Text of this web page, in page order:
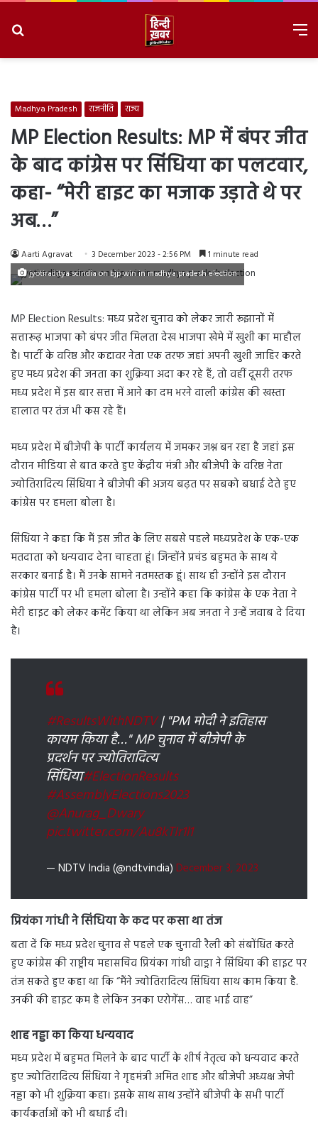
Madhya Pradesh राजनीति राज्य
MP Election Results: MP में बंपर जीत
के बाद कांग्रेस पर सिंधिया का पलटवार,
कहा- “मेरी हाइट का मजाक उड़ाते थे पर
अब…”
Aarti Agravat 3 December 2023 - 2:56 PM 1 minute read
jyotiraditya scindia on bjp win in madhya pradesh election
MP Election Results: मध्य प्रदेश चुनाव को लेकर जारी रूझानों में
सत्तारूढ़ भाजपा को बंपर जीत मिलता देख भाजपा खेमे में खुशी का माहौल
है। पार्टी के वरिष्ठ और कद्दावर नेता एक तरफ जहां अपनी खुशी जाहिर करते
हुए मध्य प्रदेश की जनता का शुक्रिया अदा कर रहे हैं, तो वहीं दूसरी तरफ
मध्य प्रदेश में इस बार सत्ता में आने का दम भरने वाली कांग्रेस की खस्ता
हालात पर तंज भी कस रहे हैं।
मध्य प्रदेश में बीजेपी के पार्टी कार्यलय में जमकर जश्न बन रहा है जहां इस
दौरान मीडिया से बात करते हुए केंद्रीय मंत्री और बीजेपी के वरिष्ठ नेता
ज्योतिरादित्य सिंधिया ने बीजेपी की अजय बढ़त पर सबको बधाई देते हुए
कांग्रेस पर हमला बोला है।
सिंधिया ने कहा कि मैं इस जीत के लिए सबसे पहले मध्यप्रदेश के एक-एक
मतदाता को धन्यवाद देना चाहता हूं। जिन्होंने प्रचंड बहुमत के साथ ये
सरकार बनाई है। मैं उनके सामने नतमस्तक हूं। साथ ही उन्होंने इस दौरान
कांग्रेस पार्टी पर भी हमला बोला है। उन्होंने कहा कि कांग्रेस के एक नेता ने
मेरी हाइट को लेकर कमेंट किया था लेकिन अब जनता ने उन्हें जवाब दे दिया
है।
#ResultsWithNDTV| "PM मोदी ने इतिहास
कायम किया है…" MP चुनाव में बीजेपी के
प्रदर्शन पर ज्योतिरादित्य
सिंधिया#ElectionResults
#AssemblyElections2023
@Anurag_Dwary
pic.twitter.com/Au8kTIr1l1
— NDTV India (@ndtvindia) December 3, 2023
प्रियंका गांधी ने सिंधिया के कद पर कसा था तंज
बता दें कि मध्य प्रदेश चुनाव से पहले एक चुनावी रैली को संबोंधित करते
हुए कांग्रेस की राष्ट्रीय महासचिव प्रियंका गांधी वाड्रा ने सिंधिया की हाइट पर
तंज सकते हुए कहा था कि “मैंने ज्योतिरादित्य सिंधिया साथ काम किया है.
उनकी की हाइट कम है लेकिन उनका एरोगेंस… वाह भाई वाह”
शाह नड्डा का किया धन्यवाद
मध्य प्रदेश में बहुमत मिलने के बाद पार्टी के शीर्ष नेतृत्व को धन्यवाद करते
हुए ज्योतिरादित्य सिंधिया ने गृहमंत्री अमित शाह और बीजेपी अध्यक्ष जेपी
नड्डा को भी शुक्रिया कहा। इसके साथ साथ उन्होंने बीजेपी के सभी पार्टी
कार्यकर्ताओं को भी बधाई दी।